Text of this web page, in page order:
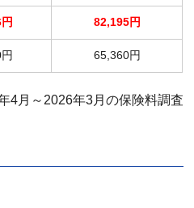
82,195円
65,360円
4月～2026年3月の保険料調査